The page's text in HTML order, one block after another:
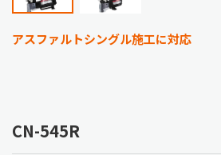
アスファルトシングル施工に対応
CN-545R